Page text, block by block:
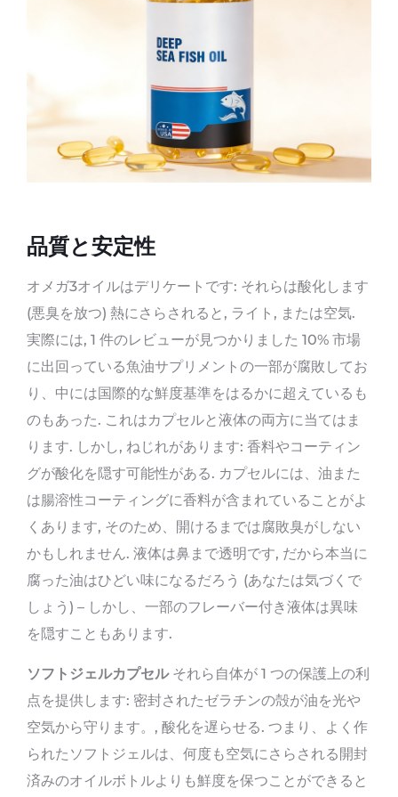
品質と安定性
オメガ3オイルはデリケートです: それらは酸化します
(悪臭を放つ) 熱にさらされると, ライト, または空気.
実際には, 1 件のレビューが見つかりました 10% 市場
に出回っている魚油サプリメントの一部が腐敗してお
り、中には国際的な鮮度基準をはるかに超えているも
のもあった. これはカプセルと液体の両方に当てはま
ります. しかし, ねじれがあります: 香料やコーティン
グが酸化を隠す可能性がある. カプセルには、油また
は腸溶性コーティングに香料が含まれていることがよ
くあります, そのため、開けるまでは腐敗臭がしない
かもしれません. 液体は鼻まで透明です, だから本当に
腐った油はひどい味になるだろう (あなたは気づくで
しょう) – しかし、一部のフレーバー付き液体は異味
を隠すこともあります.
ソフトジェルカプセルそれら自体が 1 つの保護上の利
点を提供します: 密封されたゼラチンの殻が油を光や
空気から守ります。, 酸化を遅らせる. つまり、よく作
られたソフトジェルは、何度も空気にさらされる開封
済みのオイルボトルよりも鮮度を保つことができると